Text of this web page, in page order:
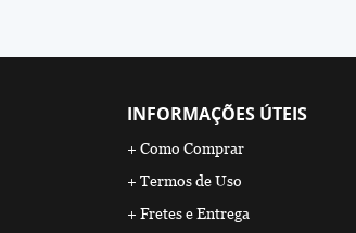
INFORMAÇÕES ÚTEIS
Como Comprar
Termos de Uso
Fretes e Entrega